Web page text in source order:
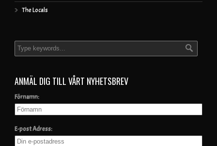
The Locals
ANMÄL DIG TILL VÅRT NYHETSBREV
Förnamn:
E-post Adress: